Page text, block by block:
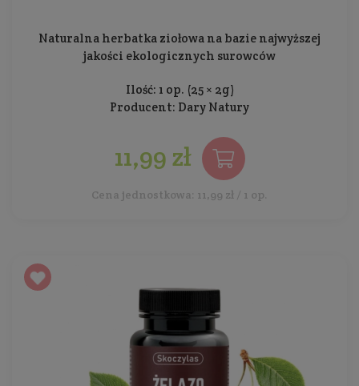
Naturalna herbatka ziołowa na bazie najwyższej
jakości ekologicznych surowców
Ilość: 1 op. (25 × 2g)
Producent: Dary Natury
11,99 zł
Cena jednostkowa: 11,99 zł / 1 op.